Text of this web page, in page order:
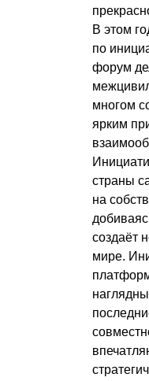
В этом
по
форум
многом
ярким
страны
на
создаёт
мире.